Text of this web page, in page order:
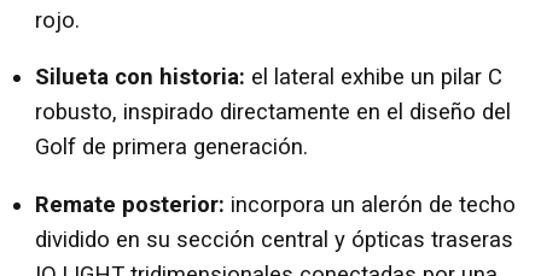
rojo.
Silueta con historia: el lateral exhibe un pilar C
robusto, inspirado directamente en el diseño del
Golf de primera generación.
Remate posterior: incorpora un alerón de techo
dividido en su sección central y ópticas traseras